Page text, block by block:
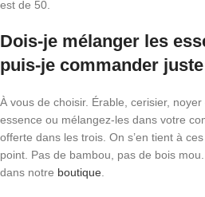
est de 50.
Dois-je mélanger les
puis-je commander juste
À vous de choisir. Érable, cerisier,
essence ou mélangez-les dans votre
offerte dans les trois. On s’en tient à
point. Pas de bambou, pas de bois
dans notre boutique